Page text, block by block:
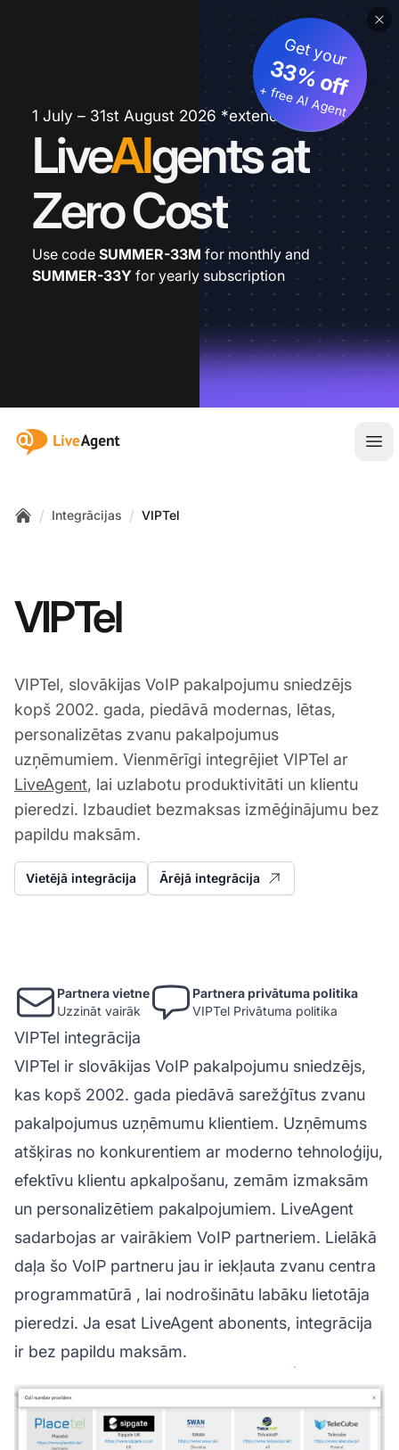
1 July – 31st August 2026 *extended
LiveAIgents at
Zero Cost
Get your
33% off
+ free AI Agent
Use code SUMMER-33M for monthly and
SUMMER-33Y for yearly subscription
:site.title
/ Integrācijas / VIPTel
VIPTel
VIPTel, slovākijas VoIP pakalpojumu sniedzējs
kopš 2002. gada, piedāvā modernas, lētas,
personalizētas zvanu pakalpojumus
uzņēmumiem. Vienmērīgi integrējiet VIPTel ar
LiveAgent, lai uzlabotu produktivitāti un klientu
pieredzi. Izbaudiet bezmaksas izmēģinājumu bez
papildu maksām.
Vietējā integrācija Ārējā integrācija
Partnera vietne
Uzzināt vairāk
Partnera privātuma politika
VIPTel Privātuma politika
VIPTel integrācija
VIPTel ir slovākijas VoIP pakalpojumu sniedzējs,
kas kopš 2002. gada piedāvā sarežģītus zvanu
pakalpojumus uzņēmumu klientiem. Uzņēmums
atšķiras no konkurentiem ar moderno tehnoloģiju,
efektīvu klientu apkalpošanu, zemām izmaksām
un personalizētiem pakalpojumiem. LiveAgent
sadarbojas ar vairākiem VoIP partneriem. Lielākā
daļa šo VoIP partneru jau ir iekļauta zvanu centra
programmatūrā , lai nodrošinātu labāku lietotāja
pieredzi. Ja esat LiveAgent abonents, integrācija
ir bez papildu maksām.